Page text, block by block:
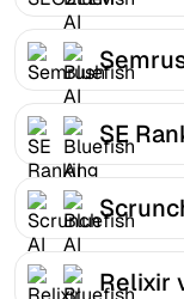
SE
Relixir